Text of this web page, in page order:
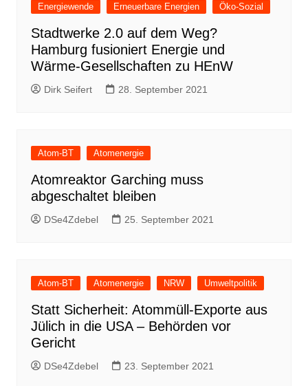
Energiewende Erneuerbare Energien Öko-Sozial
Stadtwerke 2.0 auf dem Weg?
Hamburg fusioniert Energie und
Wärme-Gesellschaften zu HEnW
Dirk Seifert 28. September 2021
Atom-BT Atomenergie
Atomreaktor Garching muss
abgeschaltet bleiben
DSe4Zdebel 25. September 2021
Atom-BT Atomenergie NRW Umweltpolitik
Statt Sicherheit: Atommüll-Exporte aus
Jülich in die USA – Behörden vor
Gericht
DSe4Zdebel 23. September 2021